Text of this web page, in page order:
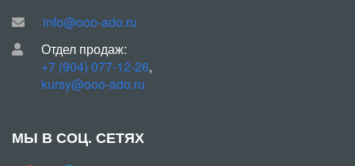
info@ooo-ado.ru
Отдел продаж:
+7 (904) 077-12-26,
kursy@ooo-ado.ru
МЫ В СОЦ. СЕТЯХ